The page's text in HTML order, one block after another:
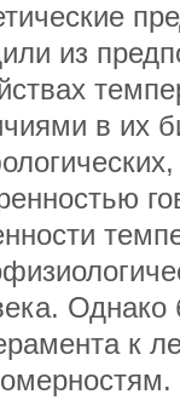
из
в их
к